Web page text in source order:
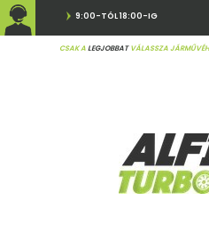
9:00-TÓL 18:00-IG
CSAK ALEGJOBBATVÁLASSZA